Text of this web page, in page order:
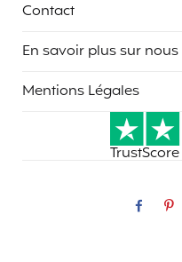
Contact
En savoir plus sur nous
Mentions Légales
TrustScore